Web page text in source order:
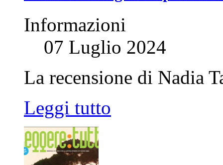
Informazioni
07 Luglio 2024
La recensione di Nadia
Leggi tutto